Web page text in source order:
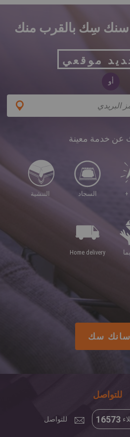
سنك سِك بالقرب منك
موقعي
أو
عن خدمة معينة
+ السجاد التنشية
home delivery
للتواصل
16573 للتواصل